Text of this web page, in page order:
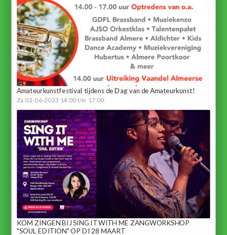
Amateurkunstfestival tijdens de Dag van de Amateurkunst!
Za 03-06-2023 14:00 t/m 17:00
KOM ZINGEN BIJ SING IT WITH ME ZANGWORKSHOP
"SOUL EDITION" OP DI 28 MAART